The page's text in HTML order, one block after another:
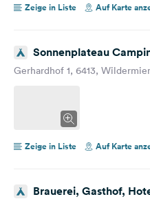
Zeige in Liste Auf Karte
Sonnenplateau
Gerhardhof 1, 6413,
Zeige in Liste Auf Karte
Brauerei, Gasthof,